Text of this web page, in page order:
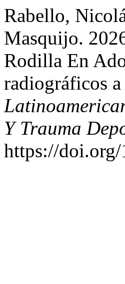
Rabello,
Masquijo.
Rodilla En
radiográficos
Y Trauma
https://